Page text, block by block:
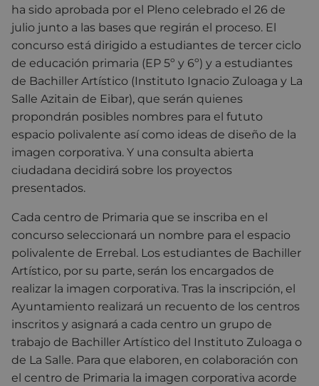
ha sido aprobada por el Pleno celebrado el 26 de
julio junto a las bases que regirán el proceso. El
concurso está dirigido a estudiantes de tercer ciclo
de educación primaria (EP 5º y 6º) y a estudiantes
de Bachiller Artístico (Instituto Ignacio Zuloaga y La
Salle Azitain de Eibar), que serán quienes
propondrán posibles nombres para el fututo
espacio polivalente así como ideas de diseño de la
imagen corporativa. Y una consulta abierta
ciudadana decidirá sobre los proyectos
presentados.
Cada centro de Primaria que se inscriba en el
concurso seleccionará un nombre para el espacio
polivalente de Errebal. Los estudiantes de Bachiller
Artístico, por su parte, serán los encargados de
realizar la imagen corporativa. Tras la inscripción, el
Ayuntamiento realizará un recuento de los centros
inscritos y asignará a cada centro un grupo de
trabajo de Bachiller Artístico del Instituto Zuloaga o
de La Salle. Para que elaboren, en colaboración con
el centro de Primaria la imagen corporativa acorde